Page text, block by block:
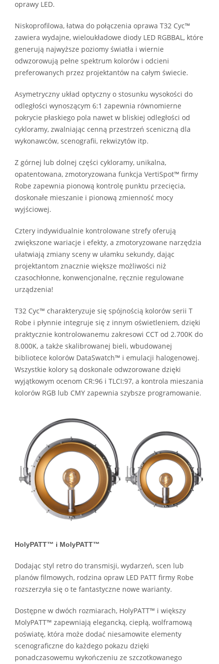
oprawy LED.
Niskoprofilowa, łatwa do połączenia oprawa T32 Cyc™
zawiera wydajne, wieloukładowe diody LED RGBBAL, które
generują najwyższe poziomy światła i wiernie
odwzorowują pełne spektrum kolorów i odcieni
preferowanych przez projektantów na całym świecie.
Asymetryczny układ optyczny o stosunku wysokości do
odległości wynoszącym 6:1 zapewnia równomierne
pokrycie płaskiego pola nawet w bliskiej odległości od
cykloramy, zwalniając cenną przestrzeń sceniczną dla
wykonawców, scenografii, rekwizytów itp.
Z górnej lub dolnej części cykloramy, unikalna,
opatentowana, zmotoryzowana funkcja VertiSpot™ firmy
Robe zapewnia pionową kontrolę punktu przecięcia,
doskonałe mieszanie i pionową zmienność mocy
wyjściowej.
Cztery indywidualnie kontrolowane strefy oferują
zwiększone wariacje i efekty, a zmotoryzowane narzędzia
ułatwiają zmiany sceny w ułamku sekundy, dając
projektantom znacznie większe możliwości niż
czasochłonne, konwencjonalne, ręcznie regulowane
urządzenia!
T32 Cyc™ charakteryzuje się spójnością kolorów serii T
Robe i płynnie integruje się z innym oświetleniem, dzięki
praktycznie kontrolowanemu zakresowi CCT od 2.700K do
8.000K, a także skalibrowanej bieli, wbudowanej
bibliotece kolorów DataSwatch™ i emulacji halogenowej.
Wszystkie kolory są doskonale odwzorowane dzięki
wyjątkowym ocenom CR:96 i TLCI:97, a kontrola mieszania
kolorów RGB lub CMY zapewnia szybsze programowanie.
HolyPATT™ i MolyPATT™
Dodając styl retro do transmisji, wydarzeń, scen lub
planów filmowych, rodzina opraw LED PATT firmy Robe
rozszerzyła się o te fantastyczne nowe warianty.
Dostępne w dwóch rozmiarach, HolyPATT™ i większy
MolyPATT™ zapewniają elegancką, ciepłą, wolframową
poświatę, która może dodać niesamowite elementy
scenograficzne do każdego pokazu dzięki
ponadczasowemu wykończeniu ze szczotkowanego